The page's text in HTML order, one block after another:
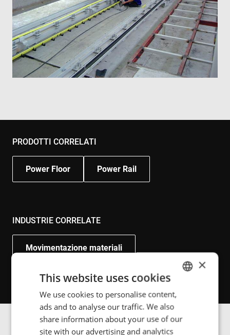
PRODOTTI CORRELATI
Power Floor Power Rail
INDUSTRIE CORRELATE
Movimentazione materiali
Assemblaggio di produzione
ENGLISH
POLISH
FRENCH
×
This website uses cookies
We use cookies to personalise content,
ads and to analyse our traffic. We also
share information about your use of our
site with our advertising and analytics